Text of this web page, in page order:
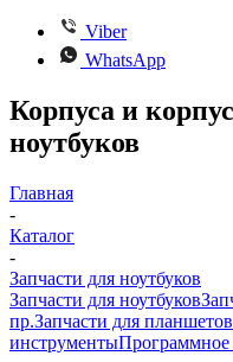
Viber
WhatsApp
Корпуса и
ноутбуков
Главная
-
Каталог
-
Запчасти для ноутбуков
Запчасти для ноутбуков
пр.Запчасти для планшетов
инструментыПрограммное